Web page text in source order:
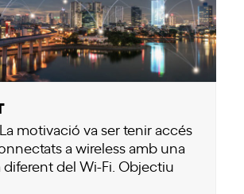
motivació va ser tenir accés
a wireless amb una
del Wi-Fi. Objectiu